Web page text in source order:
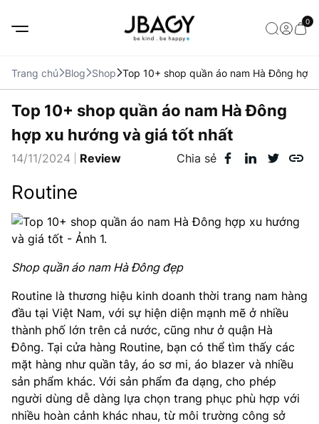
0
Trang chủ Blog Shop Top 10+ shop quần áo nam Hà Đông
Top 10+ shop quần áo nam Hà Đông
hợp xu hướng và giá tốt nhất
14/11/2024 Review Chia sẻ
Routine
Shop quần áo nam Hà Đông đẹp
Routine là thương hiệu kinh doanh thời trang nam hàng
đầu tại Việt Nam, với sự hiện diện mạnh mẽ ở nhiều
thành phố lớn trên cả nước, cũng như ở quận Hà
Đông. Tại cửa hàng Routine, bạn có thể tìm thấy các
mặt hàng như quần tây, áo sơ mi, áo blazer và nhiều
sản phẩm khác. Với sản phẩm đa dạng, cho phép
người dùng dễ dàng lựa chọn trang phục phù hợp với
nhiều hoàn cảnh khác nhau, từ môi trường công sở